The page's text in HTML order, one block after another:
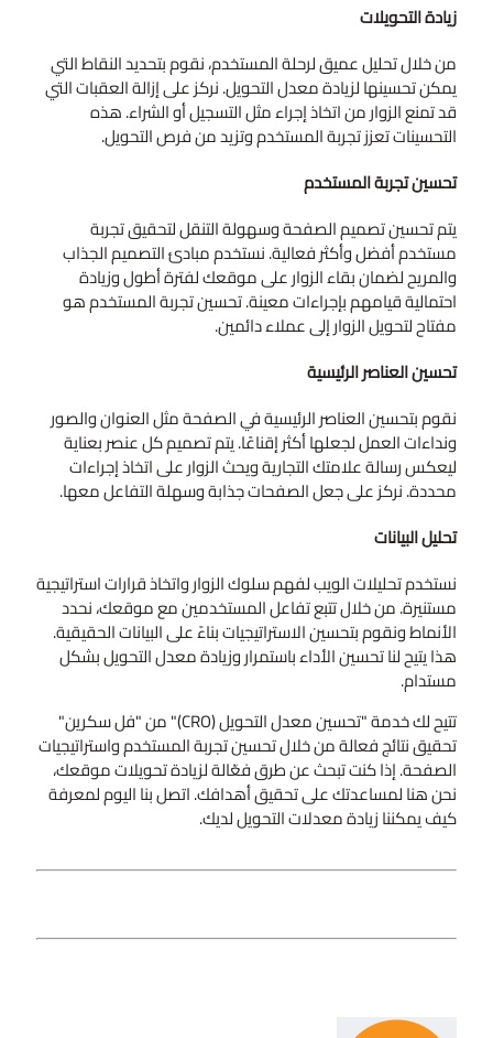
زيادة التحويلات
من خلال تحليل عميق لرحلة المستخدم، نقوم بتحديد النقاط التي
يمكن تحسينها لزيادة معدل التحويل. نركز على إزالة العقبات التي
قد تمنع الزوار من اتخاذ إجراء مثل التسجيل أو الشراء. هذه
التحسينات تعزز تجربة المستخدم وتزيد من فرص التحويل.
تحسين تجربة المستخدم
يتم تحسين تصميم الصفحة وسهولة التنقل لتحقيق تجربة
مستخدم أفضل وأكثر فعالية. نستخدم مبادئ التصميم الجذاب
والمريح لضمان بقاء الزوار على موقعك لفترة أطول وزيادة
احتمالية قيامهم بإجراءات معينة. تحسين تجربة المستخدم هو
مفتاح لتحويل الزوار إلى عملاء دائمين.
تحسين العناصر الرئيسية
نقوم بتحسين العناصر الرئيسية في الصفحة مثل العنوان والصور
ونداءات العمل لجعلها أكثر إقناعًا. يتم تصميم كل عنصر بعناية
ليعكس رسالة علامتك التجارية ويحث الزوار على اتخاذ إجراءات
محددة. نركز على جعل الصفحات جذابة وسهلة التفاعل معها.
تحليل البيانات
نستخدم تحليلات الويب لفهم سلوك الزوار واتخاذ قرارات استراتيجية
مستنيرة. من خلال تتبع تفاعل المستخدمين مع موقعك، نحدد
الأنماط ونقوم بتحسين الاستراتيجيات بناءً على البيانات الحقيقية.
هذا يتيح لنا تحسين الأداء باستمرار وزيادة معدل التحويل بشكل
مستدام.
تتيح لك خدمة "تحسين معدل التحويل (CRO)" من "فل سكرين"
تحقيق نتائج فعالة من خلال تحسين تجربة المستخدم واستراتيجيات
الصفحة. إذا كنت تبحث عن طرق فعّالة لزيادة تحويلات موقعك،
نحن هنا لمساعدتك على تحقيق أهدافك. اتصل بنا اليوم لمعرفة
كيف يمكننا زيادة معدلات التحويل لديك.